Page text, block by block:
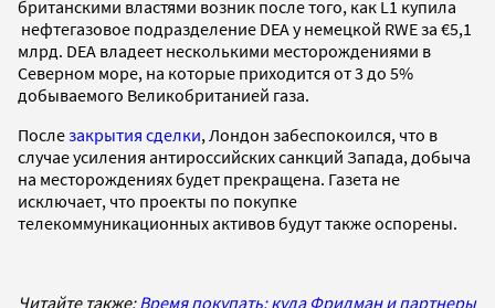
британскими властями возник после того, как L1 купила
нефтегазовое подразделение DEA у немецкой RWE за €5,1
млрд. DEA владеет несколькими месторождениями в
Северном море, на которые приходится от 3 до 5%
добываемого Великобританией газа.
Послезакрытия сделки, Лондон забеспокоился, что в
случае усиления антироссийских санкций Запада, добыча
на месторождениях будет прекращена. Газета не
исключает, что проекты по покупке
телекоммуникационных активов будут также оспорены.
Читайте также:Время покупать: куда Фридман и партнеры